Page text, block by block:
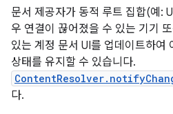
문서 제공자가 동적 루트 집합(예:
우 연결이 끊어졌을 수 있는 기기
있는 계정 문서 UI를 업데이트하여
상태를 유지할 수 있습니다.
다.